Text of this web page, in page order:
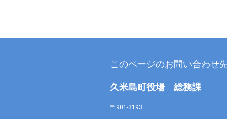
このページのお問い合わせ
久米島町役場 総務課
〒901-3193